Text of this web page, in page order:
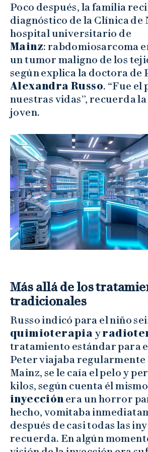
Poco después, la familia
diagnóstico de la Clínica de
hospital universitario de
Mainz: rabdomiosarcoma
un tumor maligno de los
según explica la doctora de
Alexandra Russo. “Fue el
nuestras vidas”, recuerda
joven.
Más allá de los
tradicionales
Russo indicó para el niño
quimioterapia y
tratamiento estándar para
Peter viajaba regularmente
Mainz, se le caía el pelo y
kilos, según cuenta él
inyección era un horror
hecho, vomitaba
después de casi todas las
recuerda. En algún